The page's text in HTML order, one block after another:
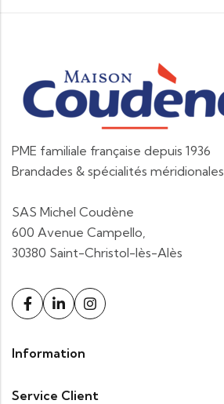
PME familiale française depuis 1936
Brandades & spécialités méridionales
SAS Michel Coudène
600 Avenue Campello,
30380 Saint-Christol-lès-Alès
Information
Service Client